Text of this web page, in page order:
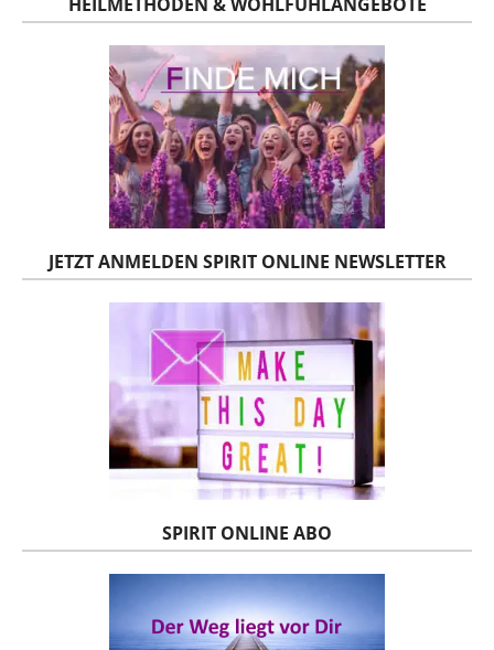
JETZT ANMELDEN SPIRIT ONLINE NEWSLETTER
SPIRIT ONLINE ABO